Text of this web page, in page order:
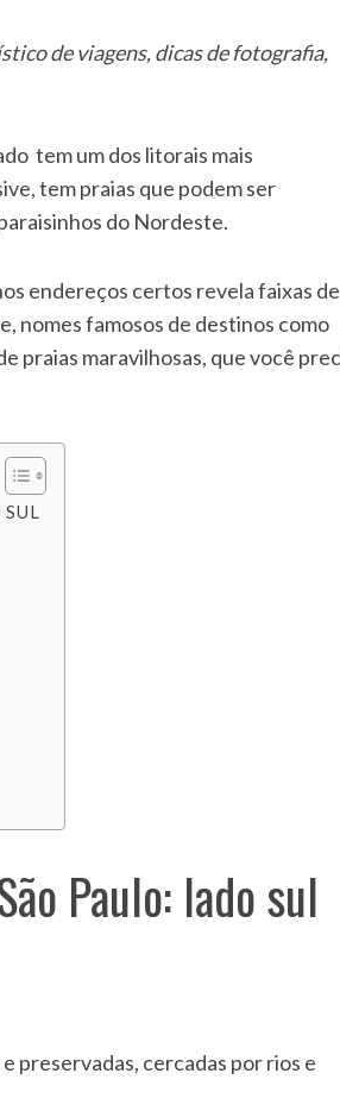
de viagens, dicas de fotografia,
tem um dos litorais mais
tem praias que podem ser
do Nordeste.
endereços certos revela faixas de
nomes famosos de destinos como
praias maravilhosas, que você
Paulo: lado sul
preservadas, cercadas por rios e